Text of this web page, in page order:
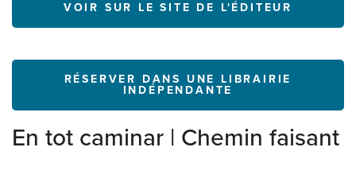
VOIR SUR LE SITE DE L'ÉDITEUR
RÉSERVER DANS UNE LIBRAIRIE
INDÉPENDANTE
En tot caminar | Chemin faisant